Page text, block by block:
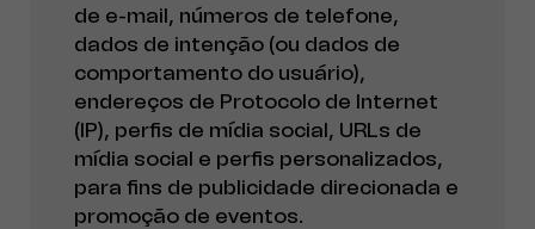
de e-mail, números de telefone,
dados de intenção (ou dados de
comportamento do usuário),
endereços de Protocolo de Internet
(IP), perfis de mídia social, URLs de
mídia social e perfis personalizados,
para fins de publicidade direcionada e
promoção de eventos.